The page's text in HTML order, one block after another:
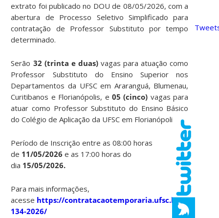
extrato foi publicado no DOU de 08/05/2026, com a
abertura de Processo Seletivo Simplificado para
contratação de Professor Substituto por tempo
determinado.
Serão 32 (trinta e duas)vagas para atuação como
Professor Substituto do Ensino Superior nos
Departamentos da UFSC em Araranguá, Blumenau,
Curitibanos e Florianópolis, e05 (cinco) vagas para
atuar como Professor Substituto do Ensino Básico
do Colégio de Aplicação da UFSC em Florianópolis.
Período de Inscrição entre as 08:00 horas
de 11/05/2026 e as 17:00 horas do
dia 15/05/2026.
Para mais informações,
acesse https://contratacaotemporaria.ufsc.br/edital-
134-2026/